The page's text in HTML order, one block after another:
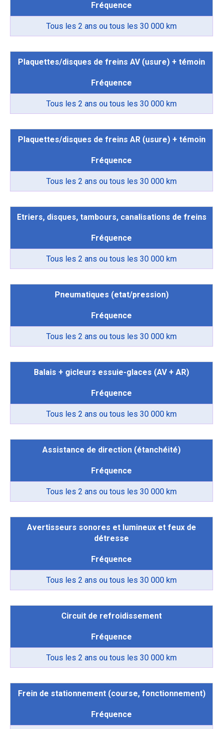
Fréquence
Tous les 2 ans ou tous les 30 000 km
Plaquettes/disques de freins AV (usure) + témoin
Fréquence
Tous les 2 ans ou tous les 30 000 km
Plaquettes/disques de freins AR (usure) + témoin
Fréquence
Tous les 2 ans ou tous les 30 000 km
Etriers, disques, tambours, canalisations de freins
Fréquence
Tous les 2 ans ou tous les 30 000 km
Pneumatiques (etat/pression)
Fréquence
Tous les 2 ans ou tous les 30 000 km
Balais + gicleurs essuie-glaces (AV + AR)
Fréquence
Tous les 2 ans ou tous les 30 000 km
Assistance de direction (étanchéité)
Fréquence
Tous les 2 ans ou tous les 30 000 km
Avertisseurs sonores et lumineux et feux de
détresse
Fréquence
Tous les 2 ans ou tous les 30 000 km
Circuit de refroidissement
Fréquence
Tous les 2 ans ou tous les 30 000 km
Frein de stationnement (course, fonctionnement)
Fréquence